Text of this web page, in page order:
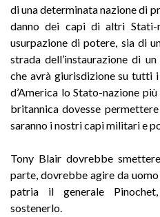
di una determinata nazione di
danno dei capi di altri
usurpazione di potere, sia di
strada dell’instaurazione di
che avrà giurisdizione su tutti
d’America lo Stato-nazione
britannica dovesse
saranno i nostri capi militari e
Tony Blair dovrebbe
parte, dovrebbe agire da
patria il generale
sostenerlo.